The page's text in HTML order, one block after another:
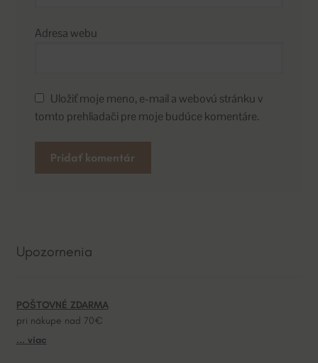
Adresa webu
Uložiť moje meno, e-mail a webovú stránku v
tomto prehliadači pre moje budúce komentáre.
r
t
i
v
Upozornenia
POŠTOVNÉ ZDARMA
pri nákupe nad 70€
... viac